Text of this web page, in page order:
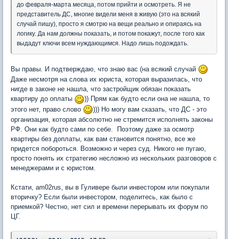
до февраля-марта месяца, потом прийти и осмотреть. Я не
представитель ДС, многие видели меня в живую (это на всякий
случай пишу), просто я смотрю на вещи реально и опираясь на
логику. Да нам должны показать, и потом покажут, после того как
выдадут ключи всем нуждающимся. Надо лишь подождать.
Вы правы. И подтверждаю, что знаю вас (на всякий случай
Даже несмотря на слова их юриста, которая выразилась, что
нигде в законе не нашла, что застройщик обязан показать
квартиру до оплаты
)) Прям как будто если она не нашла, то
этого нет, право слово
))) Но могу вам сказать, что ДС - это
организация, которая абсолютно не стремится исполнять законы
РФ. Они как будто сами по себе. Поэтому даже за осмотр
квартиры без доплаты, как вам становится понятно, все же
придется побороться. Возможно и через суд. Никого не пугаю,
просто понять их стратегию несложно из нескольких разговоров с
менеджерами и с юристом.
Кстати, am02rus, вы в Гуливере были инвестором или покупали
вторичку? Если были инвестором, поделитесь, как было с
приемкой? Честно, нет сил и времени перерывать их форум по
ЦГ.